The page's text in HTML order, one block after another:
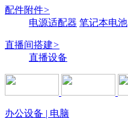
配件附件>
电源适配器 笔记本电池
直播间搭建>
直播设备
办公设备 | 电脑